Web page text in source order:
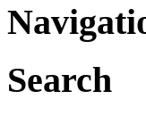
Search